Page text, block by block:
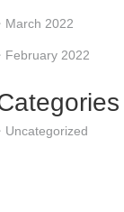
March 2022
February 2022
Uncategorized